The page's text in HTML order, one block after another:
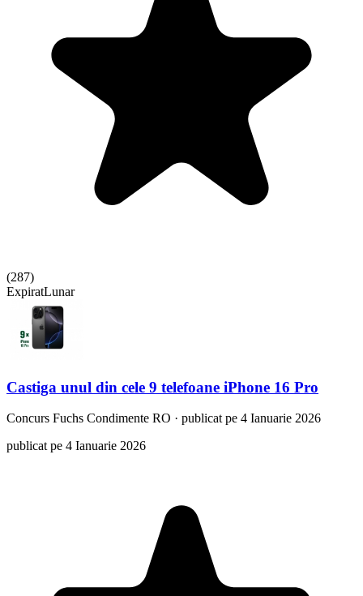
(287)
ExpiratLunar
Castiga unul din cele 9 telefoane iPhone 16 Pro
Concurs Fuchs Condimente RO · publicat pe 4 Ianuarie 2026
publicat pe 4 Ianuarie 2026